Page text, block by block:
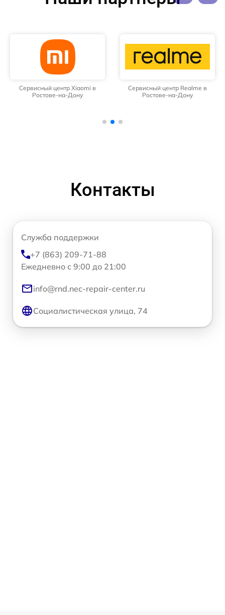
Сервисный центр Xiaomi в
Ростове-на-Дону
Сервисный центр Realme в
Ростове-на-Дону
Контакты
Служба поддержки
+7 (863) 209-71-88
Ежедневно с 9:00 до 21:00
info@rnd.nec-repair-center.ru
Социалистическая улица, 74